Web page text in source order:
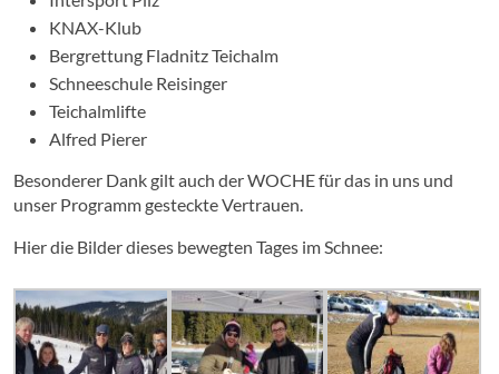
KNAX-Klub
Bergrettung Fladnitz Teichalm
Schneeschule Reisinger
Teichalmlifte
Alfred Pierer
Besonderer Dank gilt auch der WOCHE für das in uns und
unser Programm gesteckte Vertrauen.
Hier die Bilder dieses bewegten Tages im Schnee: